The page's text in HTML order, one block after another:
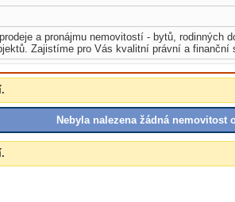
a pronájmu nemovitostí - bytů,
Zajistíme pro Vás kvalitní právní a finanční
Nebyla nalezena žádná nemovitost